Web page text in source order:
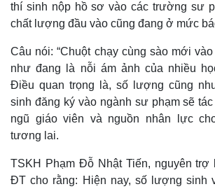
Quan sát
Cuộc sống đó đây
Video
Ảnh
thí sinh nộp hồ sơ vào các trường sư
chất lượng đầu vào cũng đang ở mức
Câu nói: “Chuột chạy cùng sào mới
như đang là nỗi ám ảnh của nhiều
Điều quan trọng là, số lượng cũng
sinh đăng ký vào ngành sư phạm sẽ
ngũ giáo viên và nguồn nhân lực
tương lai.
TSKH Phạm Đỗ Nhật Tiến, nguyên
ĐT cho rằng: Hiện nay, số lượng sinh